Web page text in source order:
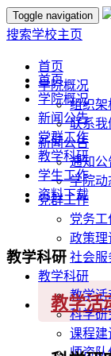
Toggle navigation
搜索学校主页
首页
学院概况
组织架
联系我
新闻公告
通知公
学院动
党群工作
党务工
政策理
社会服
教学科研
教学活
科学研
课程建
师资队
首页
学院概况
新闻公告
党群工作
教学科研
学生工作
资料下载
教学科研
教学活